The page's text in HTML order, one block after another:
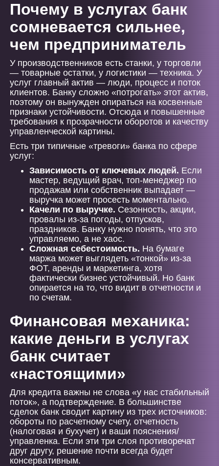
Почему в услугах банк
сомневается сильнее,
чем предприниматель
У производственников есть станки, у торговли
— товарные остатки, у логистики — техника. У
услуг главный актив — люди, процесс и поток
клиентов. Банку сложно «потрогать» этот актив,
поэтому он вынужден опираться на косвенные
признаки устойчивости. Отсюда и повышенные
требования к прозрачности оборотов и качеству
управленческой картины.
Есть три типичные «тревоги» банка по сфере
услуг:
Зависимость от ключевых людей. Если
мастер, ведущий врач, топ-менеджер по
продажам или собственник выпадает —
выручка может просесть моментально.
Качели по выручке. Сезонность, акции,
провалы из-за погоды, отпусков,
праздников. Банку нужно понять, что это
управляемо, а не хаос.
Сложная себестоимость. На бумаге
маржа может выглядеть «тонкой» из-за
ФОТ, аренды и маркетинга, хотя
фактически бизнес устойчивый. Но банк
опирается на то, что видит в отчетности и
по счетам.
Финансовая механика:
какие деньги в услугах
банк считает
«настоящими»
Для кредита важны не слова «у нас стабильный
поток», а подтверждение. В большинстве
сделок банк сводит картину из трех источников:
обороты по расчетному счету, отчетность
(налоговая и бухучет) и ваши пояснения/
управленка. Если эти три слоя противоречат
друг другу, решение почти всегда будет
консервативным.